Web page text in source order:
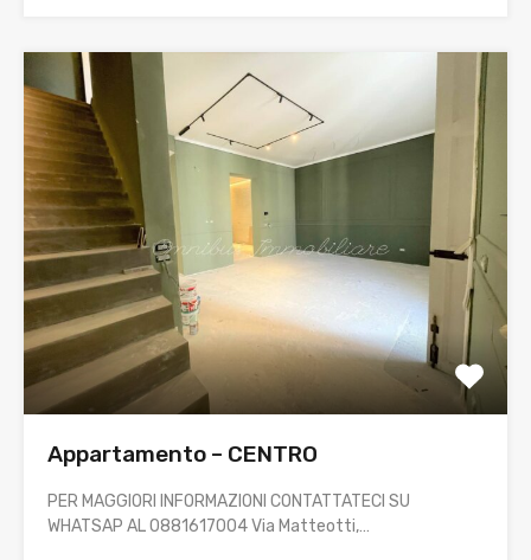
Appartamento – CENTRO
PER MAGGIORI INFORMAZIONI CONTATTATECI SU
WHATSAP AL 0881617004 Via Matteotti,…